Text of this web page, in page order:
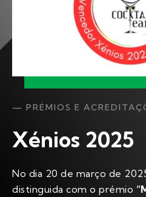
— PRÉMIOS E
Xénios 2025
No dia 20 de março de
distinguida com o prémio